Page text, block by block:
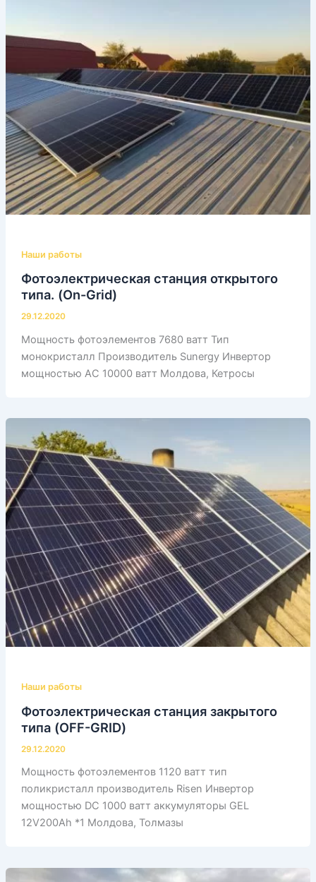
Наши работы
Фотоэлектрическая станция открытого
типа. (On-Grid)
29.12.2020
Мощность фотоэлементов 7680 ватт Тип
монокристалл Производитель Sunergy Инвертор
мощностью АС 10000 ватт Молдова, Кетросы
Наши работы
Фотоэлектрическая станция закрытого
типа (OFF-GRID)
29.12.2020
Мощность фотоэлементов 1120 ватт тип
поликристалл производитель Risen Инвертор
мощностью DС 1000 ватт аккумуляторы GEL
12V200Ah *1 Молдова, Толмазы